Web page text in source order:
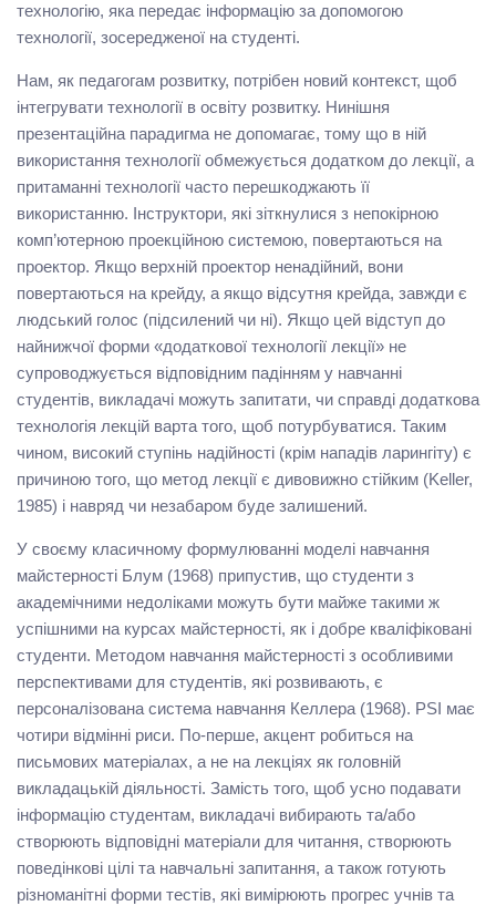
технологію, яка передає інформацію за допомогою
технології, зосередженої на студенті.
Нам, як педагогам розвитку, потрібен новий контекст, щоб
інтегрувати технології в освіту розвитку. Нинішня
презентаційна парадигма не допомагає, тому що в ній
використання технології обмежується додатком до лекції, а
притаманні технології часто перешкоджають її
використанню. Інструктори, які зіткнулися з непокірною
комп’ютерною проекційною системою, повертаються на
проектор. Якщо верхній проектор ненадійний, вони
повертаються на крейду, а якщо відсутня крейда, завжди є
людський голос (підсилений чи ні). Якщо цей відступ до
найнижчої форми «додаткової технології лекції» не
супроводжується відповідним падінням у навчанні
студентів, викладачі можуть запитати, чи справді додаткова
технологія лекцій варта того, щоб потурбуватися. Таким
чином, високий ступінь надійності (крім нападів ларингіту) є
причиною того, що метод лекції є дивовижно стійким (Keller,
1985) і навряд чи незабаром буде залишений.
У своєму класичному формулюванні моделі навчання
майстерності Блум (1968) припустив, що студенти з
академічними недоліками можуть бути майже такими ж
успішними на курсах майстерності, як і добре кваліфіковані
студенти. Методом навчання майстерності з особливими
перспективами для студентів, які розвивають, є
персоналізована система навчання Келлера (1968). PSI має
чотири відмінні риси. По-перше, акцент робиться на
письмових матеріалах, а не на лекціях як головній
викладацькій діяльності. Замість того, щоб усно подавати
інформацію студентам, викладачі вибирають та/або
створюють відповідні матеріали для читання, створюють
поведінкові цілі та навчальні запитання, а також готують
різноманітні форми тестів, які вимірюють прогрес учнів та